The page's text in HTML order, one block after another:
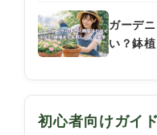
ガーデ
い？鉢
初心者向けガイド